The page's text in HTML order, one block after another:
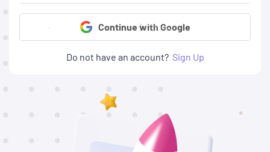
Continue with Google
Do not have an account? Sign Up